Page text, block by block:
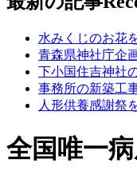
水みくじのお花
青森県神社庁企
下小国住吉神社
事務所の新築工
人形供養感謝祭
全国唯一